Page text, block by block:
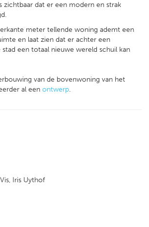
zichtbaar dat er een modern en strak
meter tellende woning ademt een
en laat zien dat er achter een
een totaal nieuwe wereld schuil kan
van de bovenwoning van het
al een ontwerp.
Iris Uythof